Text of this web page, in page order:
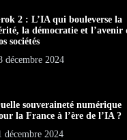
2 : L’IA qui bouleverse la
la démocratie et l’avenir
sociétés
décembre 2024
souveraineté numérique
la France à l’ère de l’IA ?
décembre 2024